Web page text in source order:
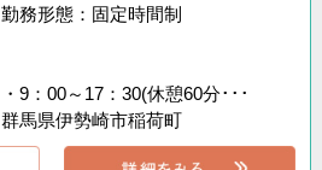
勤務形態：固定時間制
・9：00～17：30(休憩60分･･･
群馬県伊勢崎市稲荷町